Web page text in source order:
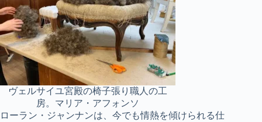
ヴェルサイユ宮殿の椅子張り職人の工
房。マリア・アフォンソ
ローラン・ジャンナンは、今でも情熱を傾けられる仕